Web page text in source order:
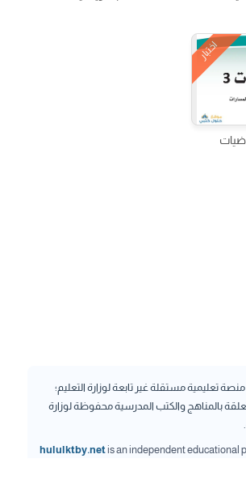
اختبار
منصة تعليمية مستقلة غير تابعة لوزارة التعليم؛
بالمناهج والكتب المدرسية محفوظة لوزارة
hululktby.netis an independent educational